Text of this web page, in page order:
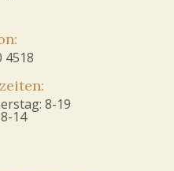
4518
8-19
14